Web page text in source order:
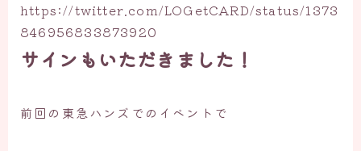
https://twitter.com/LOGetCARD/status/1373
846956833873920
サインもいただきました！
前回の東急ハンズでのイベントで